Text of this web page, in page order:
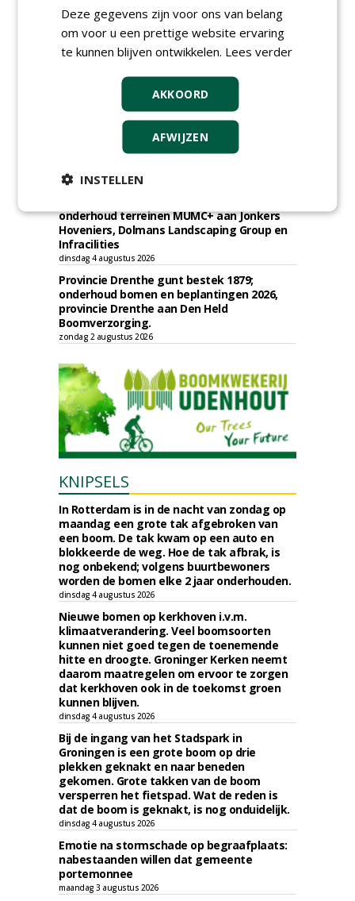
kap en herplant bomen aan J. van Esch.
vrijdag 7 augustus 2026
Gemeente Tilburg gunt ecologische
verbindingszone Zwaluwenbunders en
boslandschap Rugdijk aan Van Helvoirt
Groenprojecten
Gemeente Eindhoven gunt groot
onderhoud ''Stedelijk bos'' binnen de
bebouwingscontour houtkap aan
donderdag 6 augustus 2026
onderhoud terreinen MUMC+ aan Jonkers
Hoveniers, Dolmans Landscaping Group en
Infracilities
dinsdag 4 augustus 2026
Provincie Drenthe gunt bestek 1879;
onderhoud bomen en beplantingen 2026,
provincie Drenthe aan Den Held
Boomverzorging.
zondag 2 augustus 2026
KNIPSELS
In Rotterdam is in de nacht van zondag op
maandag een grote tak afgebroken van
een boom. De tak kwam op een auto en
blokkeerde de weg. Hoe de tak afbrak, is
nog onbekend; volgens buurtbewoners
worden de bomen elke 2 jaar onderhouden.
dinsdag 4 augustus 2026
Nieuwe bomen op kerkhoven i.v.m.
klimaatverandering. Veel boomsoorten
kunnen niet goed tegen de toenemende
hitte en droogte. Groninger Kerken neemt
daarom maatregelen om ervoor te zorgen
dat kerkhoven ook in de toekomst groen
kunnen blijven.
dinsdag 4 augustus 2026
Bij de ingang van het Stadspark in
Groningen is een grote boom op drie
plekken geknakt en naar beneden
gekomen. Grote takken van de boom
versperren het fietspad. Wat de reden is
dat de boom is geknakt, is nog onduidelijk.
dinsdag 4 augustus 2026
Emotie na stormschade op begraafplaats:
nabestaanden willen dat gemeente
portemonnee
maandag 3 augustus 2026
Deze gegevens zijn voor ons van belang
om voor u een prettige website ervaring
te kunnen blijven ontwikkelen. Lees verder
AKKOORD
AFWIJZEN
INSTELLEN